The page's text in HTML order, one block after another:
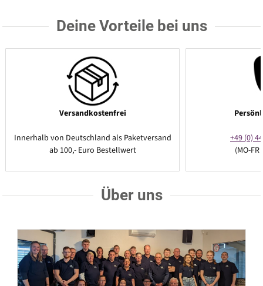
Deine Vorteile bei uns
Versandkostenfrei
Innerhalb von Deutschland als Paketversand
ab 100,- Euro Bestellwert
+49 (0)
(MO-
Über uns